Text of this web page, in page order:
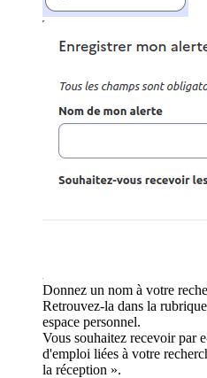
Donnez un nom à votre
Retrouvez-la dans la
espace personnel.
Vous souhaitez recevoir par
d'emploi liées à votre
la réception ».